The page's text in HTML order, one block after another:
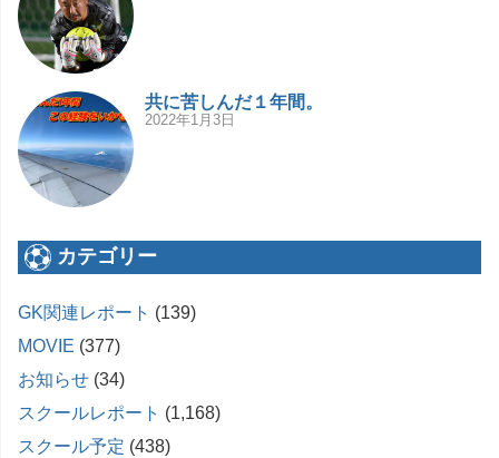
共に苦しんだ１年間。
2022年1月3日
カテゴリー
GK関連レポート (139)
MOVIE (377)
お知らせ (34)
スクールレポート (1,168)
スクール予定 (438)